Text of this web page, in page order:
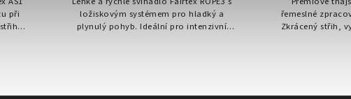
při
a
ložiskovým systémem pro hladký a
plynulý pohyb. Ideální pro intenzivní
řemeslné
Zkrácený střih,